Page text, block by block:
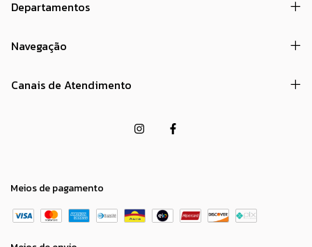
Departamentos
Navegação
Canais de Atendimento
Meios de pagamento